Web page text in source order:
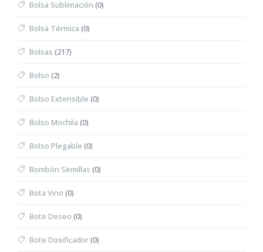
Bolsa Sublimación (0)
Bolsa Térmica (0)
Bolsas (217)
Bolso (2)
Bolso Extensible (0)
Bolso Mochila (0)
Bolso Plegable (0)
Bombón Semillas (0)
Bota Vino (0)
Bote Deseo (0)
Bote Dosificador(0)